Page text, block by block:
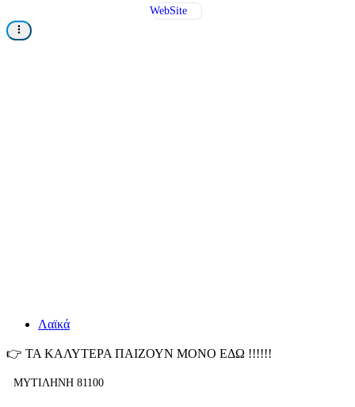
WebSite
Λαϊκά
👉 ΤΑ ΚΑΛΥΤΕΡΑ ΠΑΙΖΟΥΝ ΜΟΝΟ ΕΔΩ !!!!!!
ΜΥΤΙΛΗΝΗ 81100